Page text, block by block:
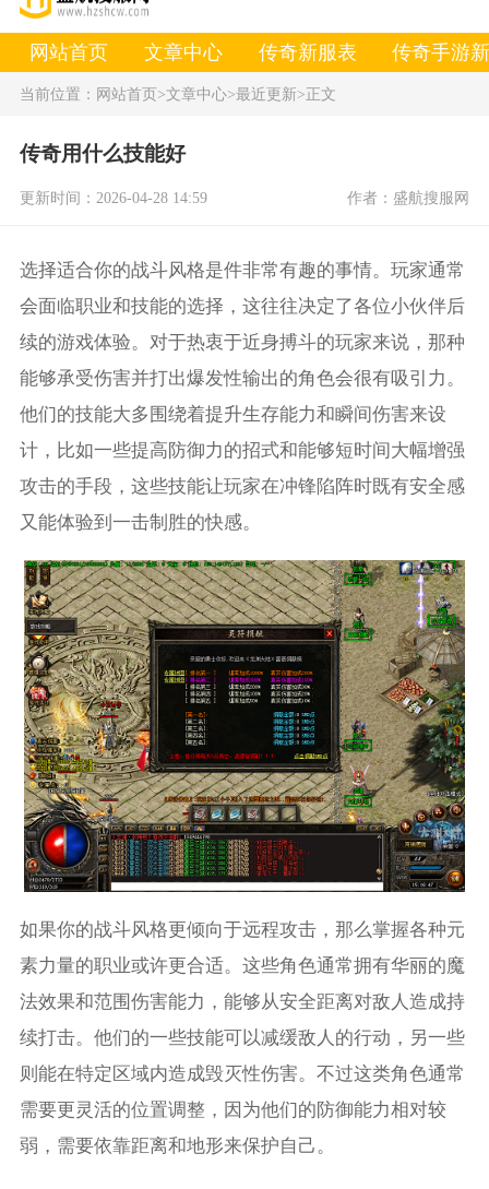
网站首页 文章中心 传奇新服表 传奇手游
当前位置： 网站首页>文章中心>最近更新>正文
传奇用什么技能好
更新时间：2026-04-28 14:59 作者：盛航搜服网
选择适合你的战斗风格是件非常有趣的事情。玩家通常
会面临职业和技能的选择，这往往决定了各位小伙伴后
续的游戏体验。对于热衷于近身搏斗的玩家来说，那种
能够承受伤害并打出爆发性输出的角色会很有吸引力。
他们的技能大多围绕着提升生存能力和瞬间伤害来设
计，比如一些提高防御力的招式和能够短时间大幅增强
攻击的手段，这些技能让玩家在冲锋陷阵时既有安全感
又能体验到一击制胜的快感。
如果你的战斗风格更倾向于远程攻击，那么掌握各种元
素力量的职业或许更合适。这些角色通常拥有华丽的魔
法效果和范围伤害能力，能够从安全距离对敌人造成持
续打击。他们的一些技能可以减缓敌人的行动，另一些
则能在特定区域内造成毁灭性伤害。不过这类角色通常
需要更灵活的位置调整，因为他们的防御能力相对较
弱，需要依靠距离和地形来保护自己。